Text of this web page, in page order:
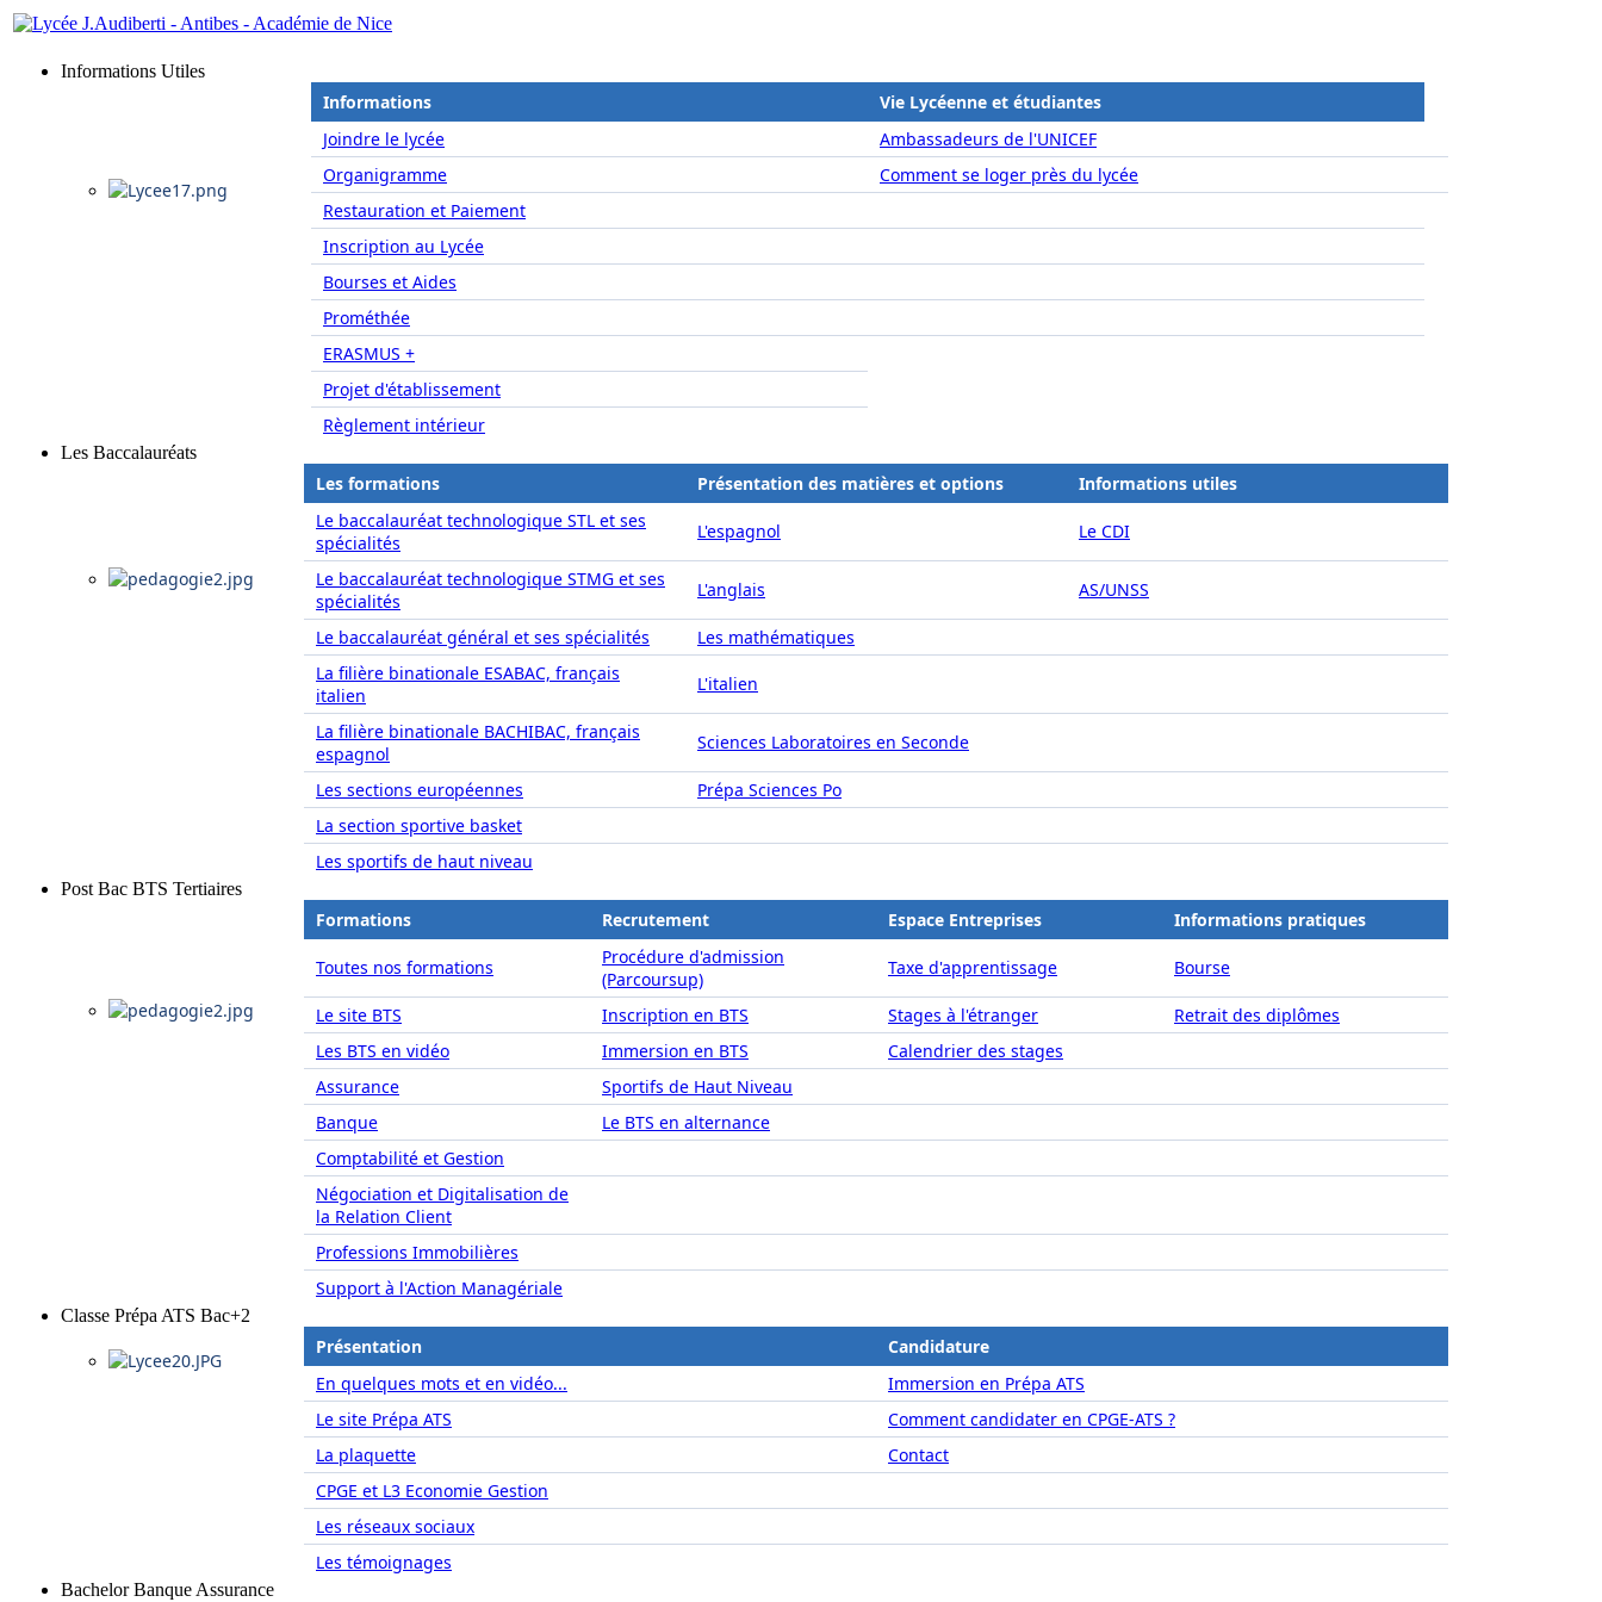
Informations Utiles
Informations
Vie Lycéenne et étudiantes
Joindre le lycée
Ambassadeurs de l'UNICEF
Organigramme
Comment se loger près du lycée
Restauration et Paiement
Inscription au Lycée
Bourses et Aides
Prométhée
ERASMUS +
Projet d'établissement
Règlement intérieur
Les Baccalauréats
Les formations Présentation des matières et options
Informations utiles
Le baccalauréat technologique STL et ses
spécialités
L'espagnol Le CDI
Le baccalauréat technologique STMG et ses
spécialités
L'anglais AS/UNSS
Le baccalauréat général et ses spécialités
Les mathématiques
La filière binationale ESABAC, français
italien
L'italien
La filière binationale BACHIBAC, français
espagnol
Sciences Laboratoires en Seconde
Les sections européennes
Prépa Sciences Po
La section sportive basket
Les sportifs de haut niveau
Post Bac BTS Tertiaires
Formations Recrutement Espace Entreprises Informations pratiques
Toutes nos formations
Procédure d'admission
(Parcoursup)
Taxe d'apprentissage Bourse
Le site BTS Inscription en BTS Stages à l'étranger
Retrait des diplômes
Les BTS en vidéo
Immersion en BTS
Calendrier des stages
Assurance
Sportifs de Haut Niveau
Banque
Le BTS en alternance
Comptabilité et Gestion
Négociation et Digitalisation de
la Relation Client
Professions Immobilières
Support à l'Action Managériale
Classe Prépa ATS Bac+2
Présentation
Candidature
En quelques mots et en vidéo...
Immersion en Prépa ATS
Le site Prépa ATS
Comment candidater en CPGE-ATS ?
La plaquette
Contact
CPGE et L3 Economie Gestion
Les réseaux sociaux
Les témoignages
Bachelor Banque Assurance